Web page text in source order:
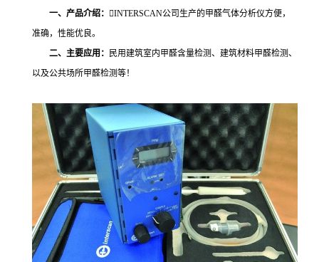
一、产品介绍： INTERSCAN公司生产的甲醛气体分析仪方便，
准确，性能优良。
二、主要应用：
民用建筑室内甲醛含量检测、建筑材料甲醛检测、
以及公共场所甲醛检测等！